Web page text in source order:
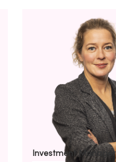
Investment Manager